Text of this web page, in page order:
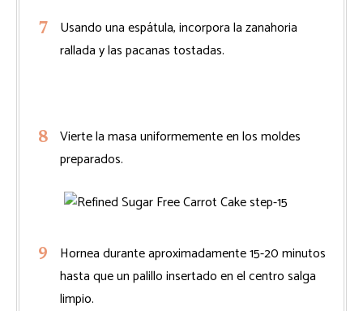
Usando una espátula, incorpora la zanahoria
rallada y las pacanas tostadas.
Vierte la masa uniformemente en los moldes
preparados.
Hornea durante aproximadamente 15-20 minutos
hasta que un palillo insertado en el centro salga
limpio.